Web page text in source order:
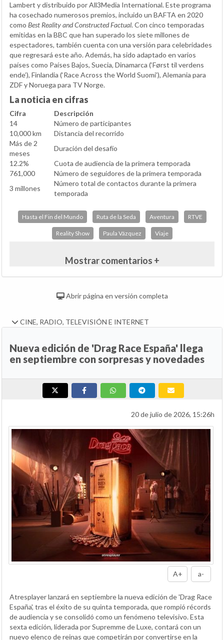
Lambert y distribuido por All3Media International. Este programa
ha cosechado numerosos premios, incluido un BAFTA en 2020
como Best Reality and Constructed Factual. Con cinco temporadas
emitidas en la BBC que han superado los siete millones de
espectadores, también cuenta con una versión para celebridades
que regresará este año. Además, ha sido adaptado en varios
países como Países Bajos, Suecia, Dinamarca (‘Først til verdens
ende’), Finlandia (‘Race Across the World Suomi’), Alemania para
ZDF y Noruega para TV Norge.
La noticia en cifras
Cifra
Descripción
14
Número de participantes
10,000 km
Distancia del recorrido
Más de 2
meses
Duración del desafío
12.2%
Cuota de audiencia de la primera temporada
761,000
Número de seguidores de la primera temporada
3 millones
Número total de contactos durante la primera
temporada
Hasta el Fin del Mundo Ruta de la Seda Aventura RTVE
Reality Show Paula Vázquez Viaje
Mostrar comentarios +
Abrir página en versión completa
CINE, RADIO, TELEVISIÓN E INTERNET
Nueva edición de 'Drag Race España' llega
en septiembre con sorpresas y novedades
20 de julio de 2026, 15:26h
A+ a-
Atresplayer lanzará en septiembre la nueva edición de 'Drag Race
España', tras el éxito de su quinta temporada, que rompió récords
de audiencia y se consolidó como un fenómeno televisivo. Esta
sexta edición, liderada por Supremme de Luxe, contará con un
nuevo elenco de reinas que competirán por convertirse en la